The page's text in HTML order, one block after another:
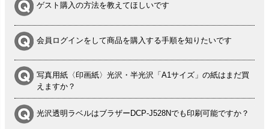
ゲスト購入の方法を教えてほしいです
会員ログインをして商品を購入する手順を知りたいです
写真用紙〈印画紙〉光沢・半光沢「A1サイズ」の紙はまだ買
えますか？
光沢透明ラベルはブラザーDCP-J528Nでも印刷可能ですか？